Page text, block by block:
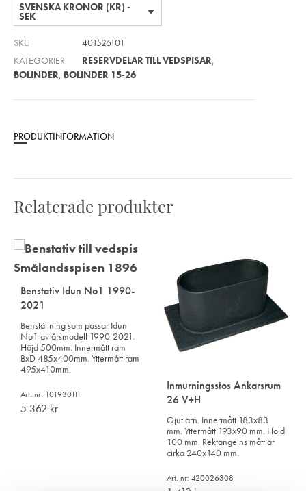
SVENSKA KRONOR (KR) -
SEK
SKU
401526101
KATEGORIER
RESERVDELAR TILL VEDSPISAR
BOLINDER BOLINDER 15-26
PRODUKTINFORMATION
Relaterade produkter
Benstativ Idun No1 1990-
2021
Benställning som passar Idun
No1 av årsmodell 1990-2021.
Höjd 500mm. Innermått ram
BxD 485x400mm. Yttermått ram
495x410mm.
Art. nr: 101930111
5 362 kr
Inmurningsstos Ankarsrum
26 V+H
Gjutjärn. Innermått 183x83
mm. Yttermått 193x90 mm. Höjd
100 mm. Rektangelns mått är
cirka 240x140 mm.
Art. nr: 420026308